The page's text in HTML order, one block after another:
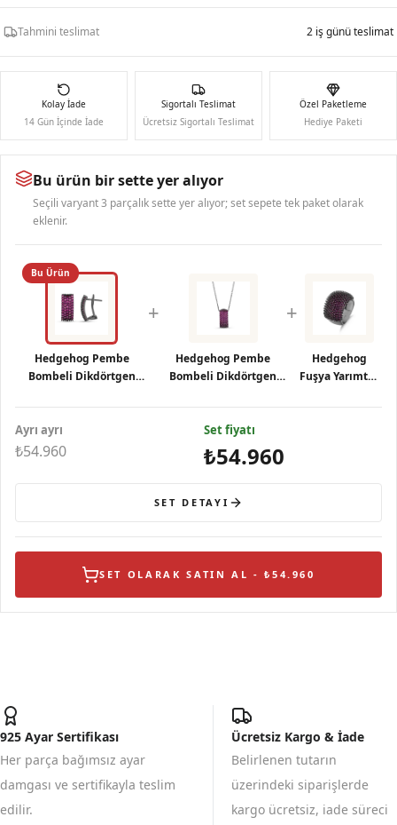
Tahmini teslimat 2 iş günü teslimat
Kolay İade
14 Gün İçinde İade
Sigortalı Teslimat
Ücretsiz Sigortalı Teslimat
Özel Paketleme
Hediye Paketi
Bu ürün bir sette yer alıyor
Seçili varyant 3 parçalık sette yer alıyor; set sepete tek paket olarak
eklenir.
Bu Ürün
Hedgehog Pembe
Bombeli Dikdörtgen
Küpe
+
Hedgehog Pembe
Bombeli Dikdörtgen
Gümüş Kolye
+
Hedgehog
Fuşya Yarımtur
Yüzük
Ayrı ayrı
₺54.960
Set fiyatı
₺54.960
SET DETAYI
SET OLARAK SATIN AL - ₺54.960
925 Ayar Sertifikası
Her parça bağımsız ayar
damgası ve sertifikayla teslim
edilir.
Ücretsiz Kargo & İade
Belirlenen tutarın
üzerindeki siparişlerde
kargo ücretsiz, iade süreci